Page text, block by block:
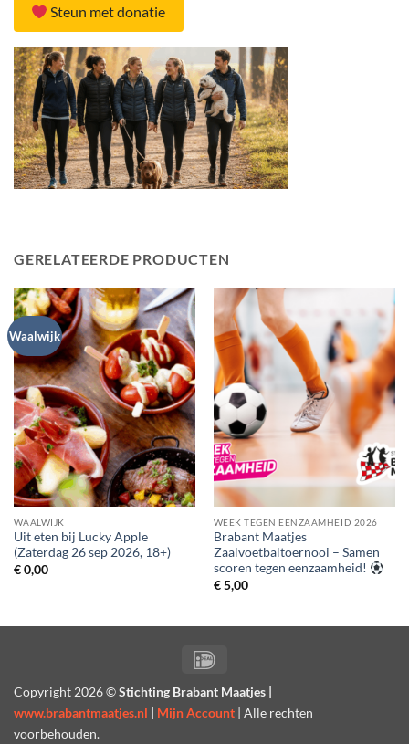
Steun met donatie
GERELATEERDE PRODUCTEN
Waalwijk
WAALWIJK
Uit eten bij Lucky Apple
(Zaterdag 26 sep 2026, 18+)
€0,00
WEEK TEGEN EENZAAMHEID 2026
Brabant Maatjes
Zaalvoetbaltoernooi – Samen
scoren tegen eenzaamheid!
€5,00
Copyright 2026 ©Stichting Brabant Maatjes |
www.brabantmaatjes.nl | Mijn Account | Alle rechten
voorbehouden.